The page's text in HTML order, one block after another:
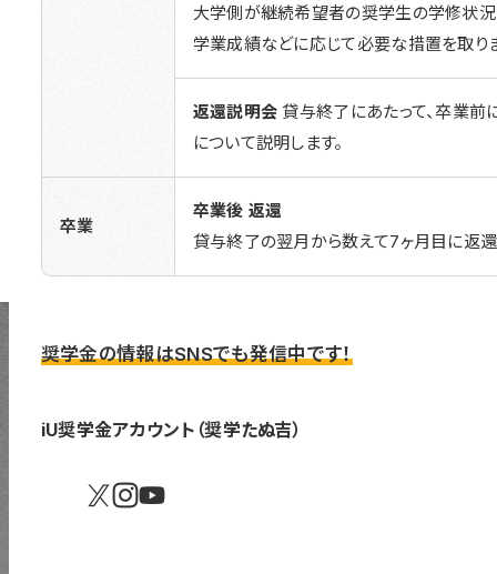
大学側が継続希望者の奨学生の学修状
学業成績などに応じて必要な措置を取り
返還説明会 貸与終了にあたって、卒業前
について説明します。
卒業
卒業後 返還
貸与終了の翌月から数えて7ヶ月目に返還
奨学金の情報はSNSでも発信中です！
iU奨学金アカウント（奨学たぬ吉）
〒131-0044 東京都墨田区文花 1-18-13